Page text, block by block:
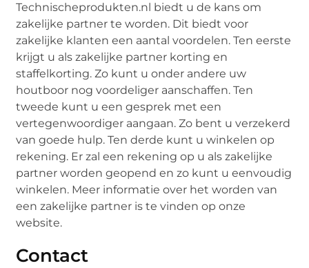
Technischeprodukten.nl biedt u de kans om
zakelijke partner te worden. Dit biedt voor
zakelijke klanten een aantal voordelen. Ten eerste
krijgt u als zakelijke partner korting en
staffelkorting. Zo kunt u onder andere uw
houtboor nog voordeliger aanschaffen. Ten
tweede kunt u een gesprek met een
vertegenwoordiger aangaan. Zo bent u verzekerd
van goede hulp. Ten derde kunt u winkelen op
rekening. Er zal een rekening op u als zakelijke
partner worden geopend en zo kunt u eenvoudig
winkelen. Meer informatie over het worden van
een zakelijke partner is te vinden op onze
website.
Contact